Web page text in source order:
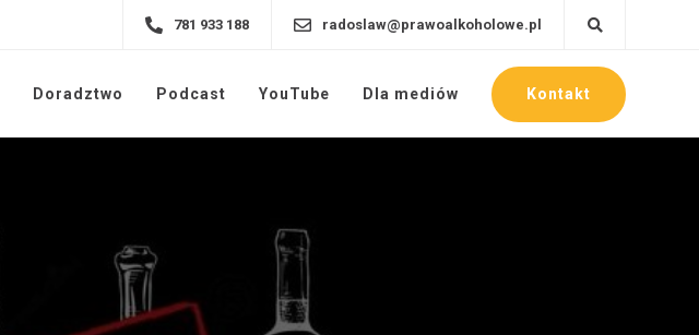
781 933 188 radoslaw@prawoalkoholowe.pl
Doradztwo Podcast YouTube Dla mediów Kontakt